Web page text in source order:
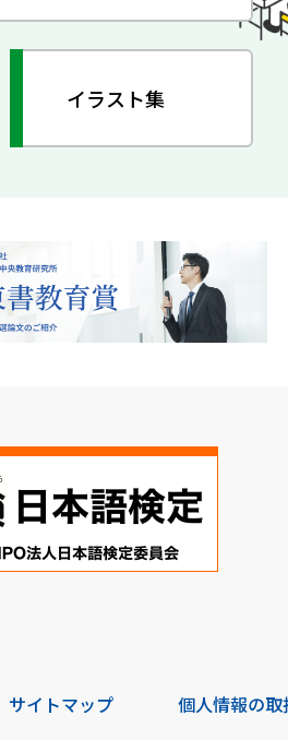
イラスト集
サイトマップ 個人情報の